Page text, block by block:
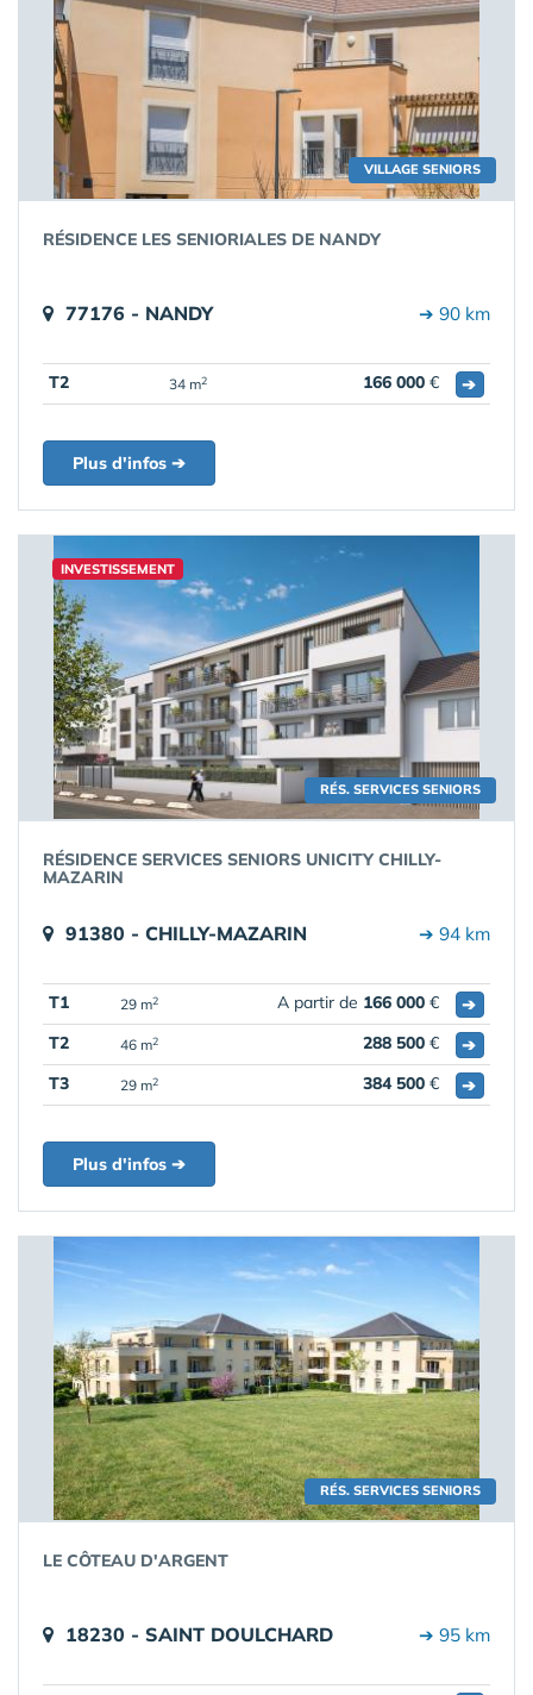
VILLAGE SENIORS
RÉSIDENCE LES SENIORIALES DE NANDY
77176 - NANDY ➔ 90 km
T2 34 m2 166 000 € ➔
Plus d'infos ➔
RÉS. SERVICES SENIORS
INVESTISSEMENT
RÉSIDENCE SERVICES SENIORS UNICITY CHILLY-
MAZARIN
91380 - CHILLY-MAZARIN ➔ 94 km
T1 29 m2 A partir de 166 000 €
➔
T2
46 m2 288 500 €
➔
T3
29 m2 384 500 € ➔
Plus d'infos ➔
RÉS. SERVICES SENIORS
LE CÔTEAU D'ARGENT
18230 - SAINT DOULCHARD ➔ 95 km